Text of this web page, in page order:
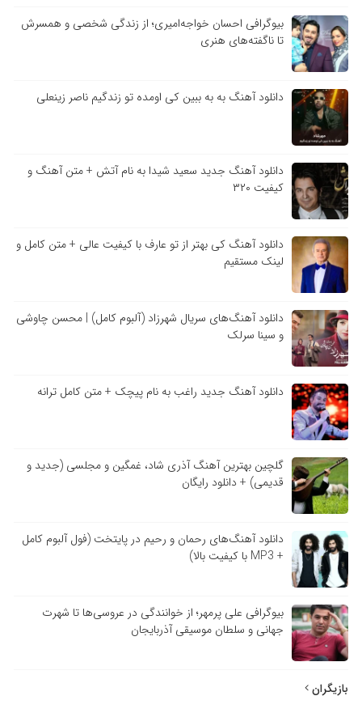
بیوگرافی احسان خواجه‌امیری؛ از زندگی شخصی و همسرش
تا ناگفته‌های هنری
دانلود آهنگ به به ببین کی اومده تو زندگیم ناصر زینعلی
دانلود آهنگ جدید سعید شیدا به نام آتش + متن آهنگ و
کیفیت ۳۲۰
دانلود آهنگ کی بهتر از تو عارف با کیفیت عالی + متن کامل و
لینک مستقیم
دانلود آهنگ‌های سریال شهرزاد (آلبوم کامل) | محسن چاوشی
و سینا سرلک
دانلود آهنگ جدید راغب به نام پیچک + متن کامل ترانه
گلچین بهترین آهنگ آذری شاد، غمگین و مجلسی (جدید و
قدیمی) + دانلود رایگان
دانلود آهنگ‌های رحمان و رحیم در پایتخت (فول آلبوم کامل
+ MP3 با کیفیت بالا)
بیوگرافی علی پرمهر؛ از خوانندگی در عروسی‌ها تا شهرت
جهانی و سلطان موسیقی آذربایجان
بازیگران